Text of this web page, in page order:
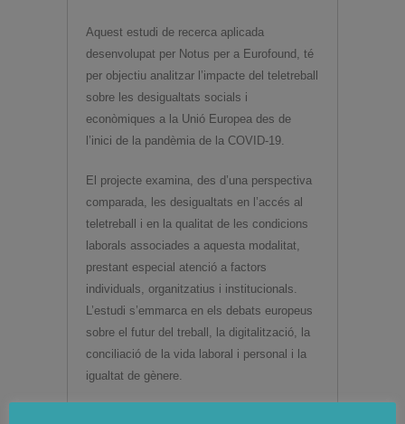
Aquest estudi de recerca aplicada
desenvolupat per Notus per a Eurofound, té
per objectiu analitzar l’impacte del teletreball
sobre les desigualtats socials i
econòmiques a la Unió Europea des de
l’inici de la pandèmia de la COVID-19.
El projecte examina, des d’una perspectiva
comparada, les desigualtats en l’accés al
teletreball i en la qualitat de les condicions
laborals associades a aquesta modalitat,
prestant especial atenció a factors
individuals, organitzatius i institucionals.
L’estudi s’emmarca en els debats europeus
sobre el futur del treball, la digitalització, la
conciliació de la vida laboral i personal i la
igualtat de gènere.